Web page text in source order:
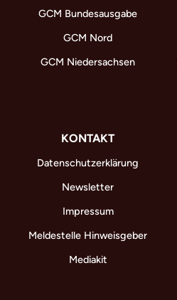
GCM Bundesausgabe
GCM Nord
GCM Niedersachsen
KONTAKT
Datenschutzerklärung
Newsletter
Impressum
Meldestelle Hinweisgeber
Mediakit